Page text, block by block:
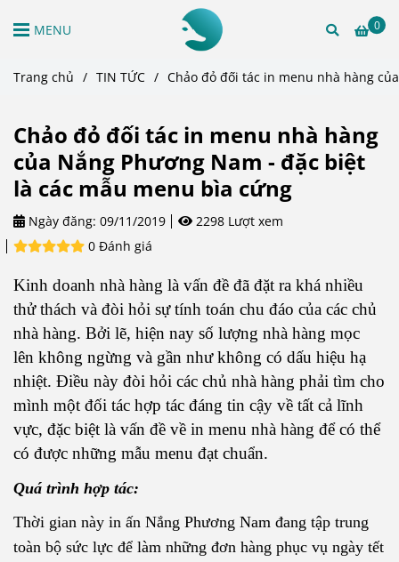
0
MENU
Trang chủ / TIN TỨC / Chảo đỏ đối tác in menu nhà hàng
Chảo đỏ đối tác in menu nhà hàng
của Nắng Phương Nam - đặc biệt
là các mẫu menu bìa cứng
Ngày đăng: 09/11/2019
2298 Lượt xem
0 Đánh giá
Kinh doanh nhà hàng là vấn đề đã đặt ra khá nhiều
thử thách và đòi hỏi sự tính toán chu đáo của các chủ
nhà hàng. Bởi lẽ, hiện nay số lượng nhà hàng mọc
lên không ngừng và gần như không có dấu hiệu hạ
nhiệt. Điều này đòi hỏi các chủ nhà hàng phải tìm cho
mình một đối tác hợp tác đáng tin cậy về tất cả lĩnh
vực, đặc biệt là vấn đề về in menu nhà hàng để có thể
có được những mẫu menu đạt chuẩn.
Quá trình hợp tác:
Thời gian này in ấn Nắng Phương Nam đang tập trung
toàn bộ sức lực để làm những đơn hàng phục vụ ngày tết